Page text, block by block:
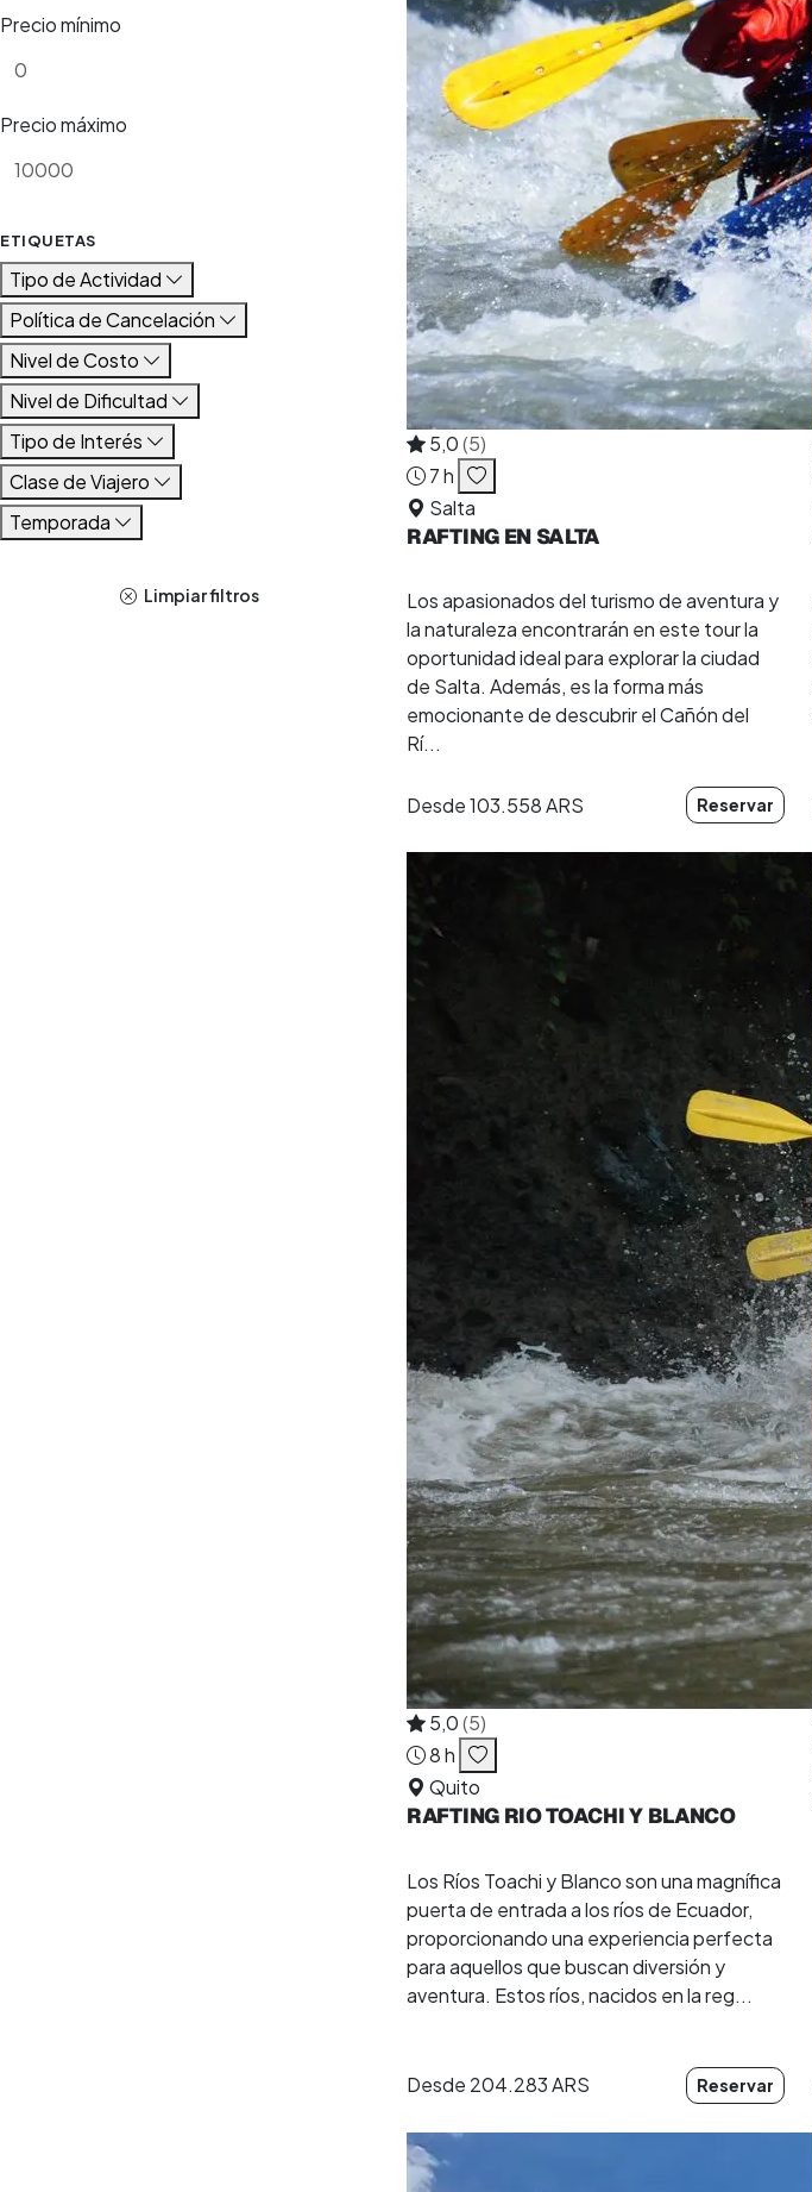
Precio mínimo
Precio máximo
ETIQUETAS
Tipo de Actividad
Política de Cancelación
Nivel de Costo
Nivel de Dificultad
Tipo de Interés
Clase de Viajero
Temporada
Limpiar filtros
5,0(5)
7 h
Salta
RAFTING EN SALTA
Los apasionados del turismo de aventura y
la naturaleza encontrarán en este tour la
oportunidad ideal para explorar la ciudad
de Salta. Además, es la forma más
emocionante de descubrir el Cañón del
Rí...
Desde103.558 ARS Reservar
5,0(5)
8 h
Quito
RAFTING RIO TOACHI Y BLANCO
Los Ríos Toachi y Blanco son una magnífica
puerta de entrada a los ríos de Ecuador,
proporcionando una experiencia perfecta
para aquellos que buscan diversión y
aventura. Estos ríos, nacidos en la reg...
Desde 204.283 ARS Reservar